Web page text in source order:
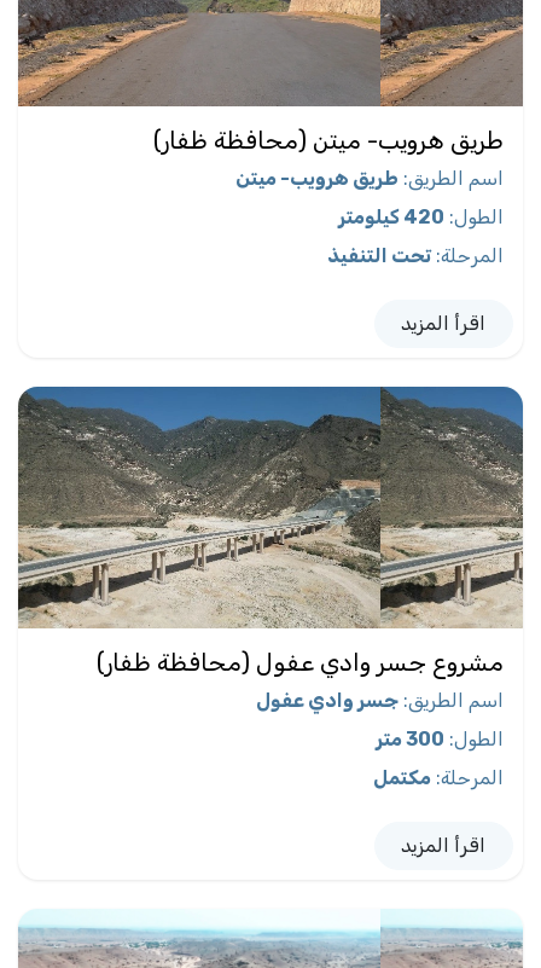
طريق هرويب- ميتن (محافظة ظفار)
اسم الطريق: طريق هرويب- ميتن
الطول: 420 كيلومتر
المرحلة:تحت التنفيذ
اقرأ المزيد
مشروع جسر وادي عفول (محافظة ظفار)
اسم الطريق: جسر وادي عفول
الطول: 300 متر
المرحلة: مكتمل
اقرأ المزيد